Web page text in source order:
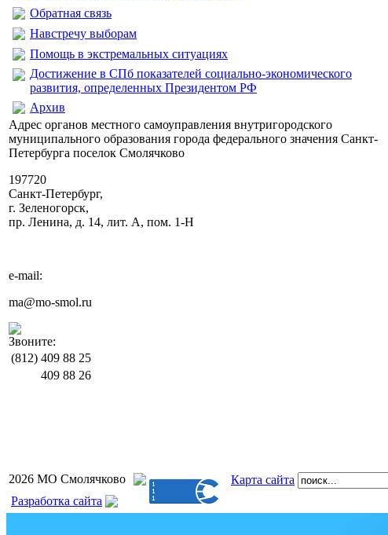
Обратная связь
Навстречу выборам
Помощь в экстремальных ситуациях
Достижение в СПб показателей социально-экономического
развития, определенных Президентом РФ
Архив
Адрес органов местного самоуправления внутригородского
муниципального образования города федерального значения Санкт-
Петербурга поселок Смолячково
197720
Санкт-Петербург,
г. Зеленогорск,
пр. Ленина, д. 14, лит. А, пом. 1-Н
e-mail:
ma@mo-smol.ru
Звоните:
(812) 409 88 25
409 88 26
2026 МО Смолячково
Карта сайта
Разработка сайта